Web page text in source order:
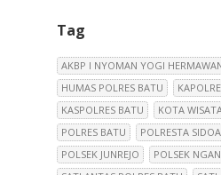
Tag
AKBP I NYOMAN YOGI
HUMAS POLRES BATU
KASPOLRES BATU
KOTA
POLRES BATU
POLRESTA
POLSEK JUNREJO
POLSEK